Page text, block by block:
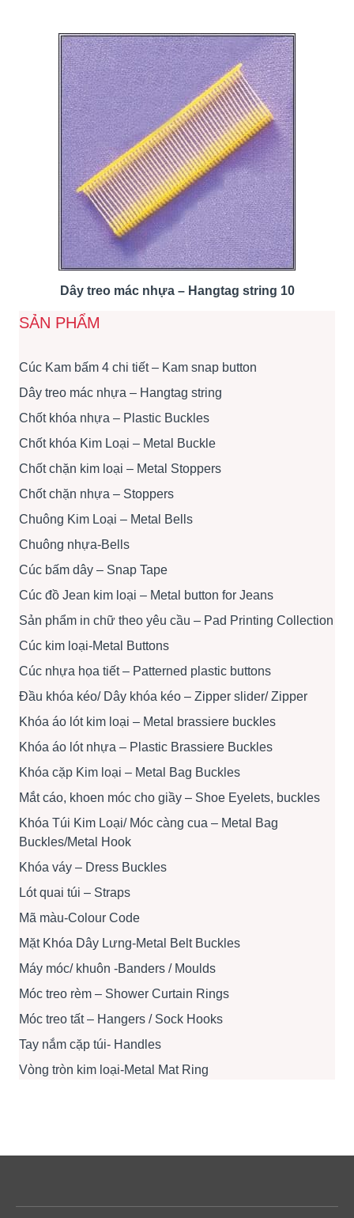
Dây treo mác nhựa – Hangtag string 10
SẢN PHẨM
Cúc Kam bấm 4 chi tiết – Kam snap button
Dây treo mác nhựa – Hangtag string
Chốt khóa nhựa – Plastic Buckles
Chốt khóa Kim Loại – Metal Buckle
Chốt chặn kim loại – Metal Stoppers
Chốt chặn nhựa – Stoppers
Chuông Kim Loại – Metal Bells
Chuông nhựa-Bells
Cúc bấm dây – Snap Tape
Cúc đồ Jean kim loại – Metal button for Jeans
Sản phẩm in chữ theo yêu cầu – Pad Printing Collection
Cúc kim loại-Metal Buttons
Cúc nhựa họa tiết – Patterned plastic buttons
Đầu khóa kéo/ Dây khóa kéo – Zipper slider/ Zipper
Khóa áo lót kim loại – Metal brassiere buckles
Khóa áo lót nhựa – Plastic Brassiere Buckles
Khóa cặp Kim loại – Metal Bag Buckles
Mắt cáo, khoen móc cho giầy – Shoe Eyelets, buckles
Khóa Túi Kim Loại/ Móc càng cua – Metal Bag
Buckles/Metal Hook
Khóa váy – Dress Buckles
Lót quai túi – Straps
Mã màu-Colour Code
Mặt Khóa Dây Lưng-Metal Belt Buckles
Máy móc/ khuôn -Banders / Moulds
Móc treo rèm – Shower Curtain Rings
Móc treo tất – Hangers / Sock Hooks
Tay nắm cặp túi- Handles
Vòng tròn kim loại-Metal Mat Ring